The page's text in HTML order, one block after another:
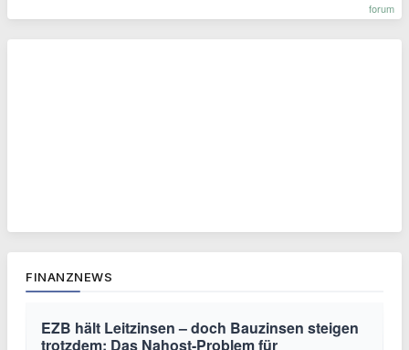
forum
FINANZNEWS
EZB hält Leitzinsen – doch Bauzinsen steigen
trotzdem: Das Nahost-Problem für